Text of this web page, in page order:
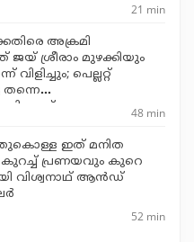
21 min
അക്രമി
ശ്രീരാം മുഴക്കിയും
വിളിച്ചും; പെല്ലറ്റ്
തന്നെ
നേഹ
48 min
ഇത് മനിത
കുറച്ച് പ്രണയവും കുറെ
വിശ്വനാഥ് ആന്‍ഡ്
52 min